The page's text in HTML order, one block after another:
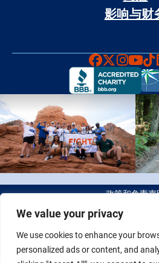
We value your privacy
We use cookies to enhance your
personalized ads or content, and
影响与财
X
政策和免责声
© 2026 Fight Colorectal Cancer 版权
ID）：20-